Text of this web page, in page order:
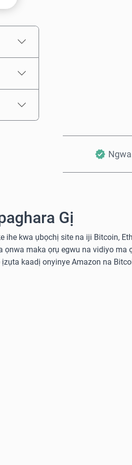
Gị
kwa ụbọchị site na iji Bitcoin,
maka ọrụ egwu na vidiyo ma
kaadị onyinye Amazon na